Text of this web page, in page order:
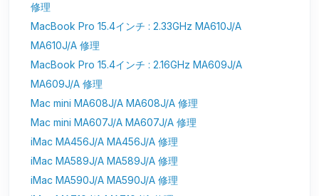
修理
MacBook Pro 15.4インチ : 2.33GHz MA610J/A
MA610J/A 修理
MacBook Pro 15.4インチ : 2.16GHz MA609J/A
MA609J/A 修理
Mac mini MA608J/A MA608J/A 修理
Mac mini MA607J/A MA607J/A 修理
iMac MA456J/A MA456J/A 修理
iMac MA589J/A MA589J/A 修理
iMac MA590J/A MA590J/A 修理